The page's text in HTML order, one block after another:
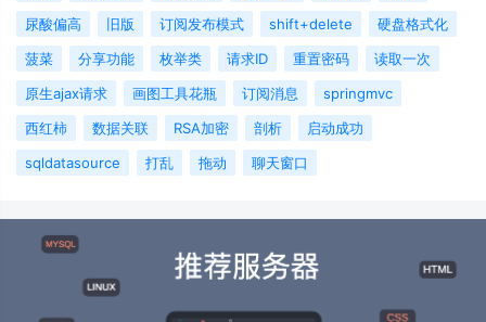
尿酸偏高
旧版 订阅发布模式 shift+delete
硬盘格式化
菠菜
分享功能 枚举类 请求ID 重置密码
读取一次
原生ajax请求
画图工具花瓶 订阅消息
springmvc
西红柿
数据关联 RSA加密 剖析
启动成功
sqldatasource
打乱 拖动 聊天窗口